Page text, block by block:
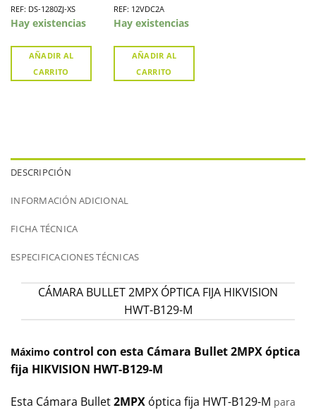
REF: DS-1280ZJ-XS
Hay existencias
AÑADIR AL
CARRITO
REF: 12VDC2A
Hay existencias
AÑADIR AL
CARRITO
DESCRIPCIÓN
INFORMACIÓN ADICIONAL
FICHA TÉCNICA
ESPECIFICACIONES TÉCNICAS
CÁMARA BULLET 2MPX ÓPTICA FIJA HIKVISION
HWT-B129-M
Máximo control con esta Cámara Bullet 2MPX óptica
fija HIKVISION HWT-B129-M
Esta Cámara Bullet2MPX óptica fija HWT-B129-M para